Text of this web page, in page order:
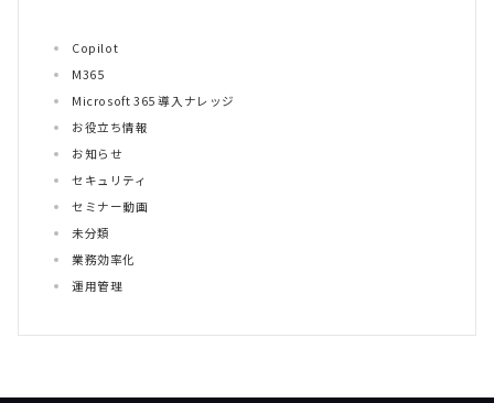
Copilot
M365
Microsoft 365 導入ナレッジ
お役立ち情報
お知らせ
セキュリティ
セミナー動画
未分類
業務効率化
運用管理